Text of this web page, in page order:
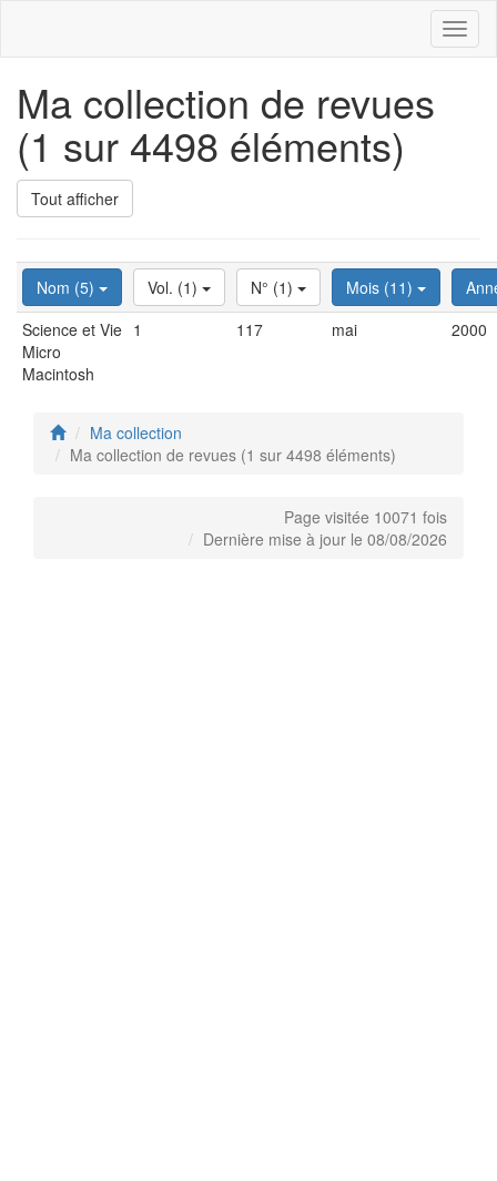
Ma collection de revues
(1 sur 4498 éléments)
Tout afficher
Nom (5) Vol. (1) N° (1) Mois (11)
Science et Vie
Micro
Macintosh
1 117 mai 2000
Ma collection
Ma collection de revues (1 sur 4498 éléments)
Page visitée 10071 fois
Dernière mise à jour le 08/08/2026